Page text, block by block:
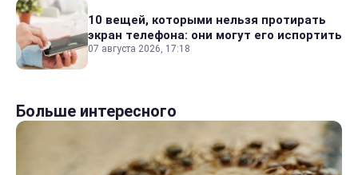
10 вещей, которыми нельзя протирать
экран телефона: они могут его испортить
07 августа 2026, 17:18
Больше интересного